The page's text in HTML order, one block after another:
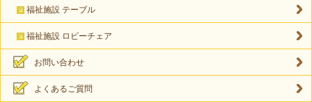
福祉施設 テーブル
福祉施設 ロビーチェア
お問い合わせ
よくあるご質問